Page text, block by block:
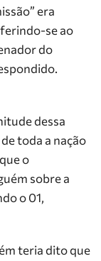
era
se ao
do
dessa
toda a nação
o
sobre a
o 01,
teria dito que